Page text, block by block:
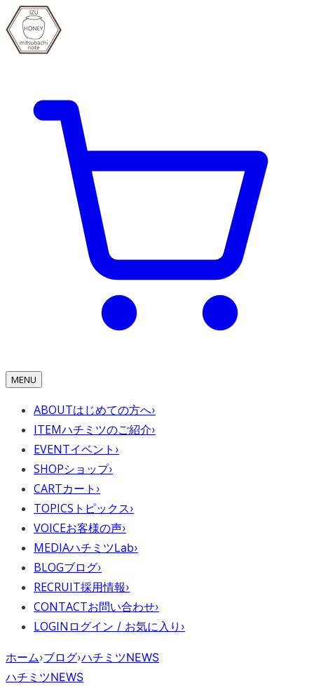
MENU
ABOUTはじめての方へ›
ITEMハチミツのご紹介›
EVENTイベント ›
SHOPショップ›
CARTカート ›
TOPICS トピックス›
VOICEお客様の声›
MEDIAハチミツLab›
BLOGブログ›
RECRUIT採用情報›
CONTACTお問い合わせ›
LOGIN ログイン / お気に入り ›
ホーム›ブログ›ハチミツNEWS
ハチミツNEWS